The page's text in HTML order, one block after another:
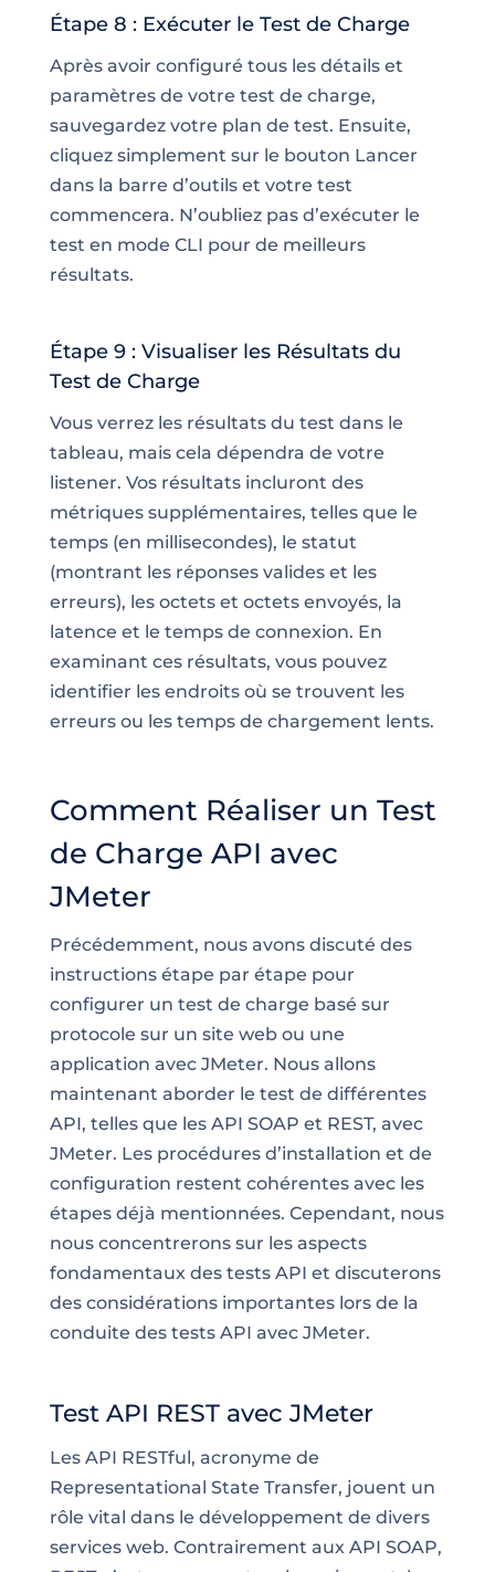
Étape 8 : Exécuter le Test de Charge
Après avoir configuré tous les détails et
paramètres de votre test de charge,
sauvegardez votre plan de test. Ensuite,
cliquez simplement sur le bouton Lancer
dans la barre d’outils et votre test
commencera. N’oubliez pas d’exécuter le
test en mode CLI pour de meilleurs
résultats.
Étape 9 : Visualiser les Résultats du
Test de Charge
Vous verrez les résultats du test dans le
tableau, mais cela dépendra de votre
listener. Vos résultats incluront des
métriques supplémentaires, telles que le
temps (en millisecondes), le statut
(montrant les réponses valides et les
erreurs), les octets et octets envoyés, la
latence et le temps de connexion. En
examinant ces résultats, vous pouvez
identifier les endroits où se trouvent les
erreurs ou les temps de chargement lents.
Comment Réaliser un Test
de Charge API avec
JMeter
Précédemment, nous avons discuté des
instructions étape par étape pour
configurer un test de charge basé sur
protocole sur un site web ou une
application avec JMeter. Nous allons
maintenant aborder le test de différentes
API, telles que les API SOAP et REST, avec
JMeter. Les procédures d’installation et de
configuration restent cohérentes avec les
étapes déjà mentionnées. Cependant, nous
nous concentrerons sur les aspects
fondamentaux des tests API et discuterons
des considérations importantes lors de la
conduite des tests API avec JMeter.
Test API REST avec JMeter
Les API RESTful, acronyme de
Representational State Transfer, jouent un
rôle vital dans le développement de divers
services web. Contrairement aux API SOAP,